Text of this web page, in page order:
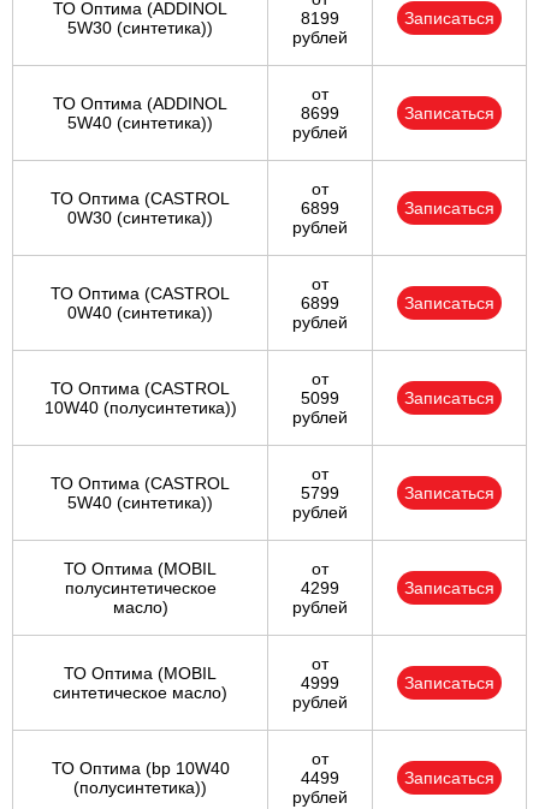
ТО Оптима (ADDINOL
5W30 (синтетика))
8199
рублей
Записаться
ТО Оптима (ADDINOL
5W40 (синтетика))
от
8699
рублей
Записаться
ТО Оптима (CASTROL
0W30 (синтетика))
от
6899
рублей
Записаться
ТО Оптима (CASTROL
0W40 (синтетика))
от
6899
рублей
Записаться
ТО Оптима (CASTROL
10W40 (полусинтетика))
от
5099
рублей
Записаться
ТО Оптима (CASTROL
5W40 (синтетика))
от
5799
рублей
Записаться
ТО Оптима (MOBIL
полусинтетическое
масло)
от
4299
рублей
Записаться
ТО Оптима (MOBIL
синтетическое масло)
от
4999
рублей
Записаться
ТО Оптима (bp 10W40
(полусинтетика))
от
4499
рублей
Записаться